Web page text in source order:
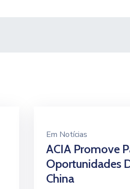
Em Notícias
ACIA Promove
Oportunidades
China